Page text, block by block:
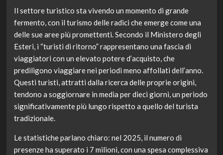
Il settore turistico sta vivendo un momento di grande
fermento, con il turismo delle radici che emerge come una
delle sue aree più promettenti. Secondo il Ministero degli
Esteri, i “turisti di ritorno” rappresentano una fascia di
viaggiatori con un elevato potere d’acquisto, che
prediligono viaggiare nei periodi meno affollati dell’anno.
Questi turisti, attratti dalla ricerca delle proprie origini,
tendono a soggiornare in media per dieci giorni, un periodo
significativamente più lungo rispetto a quello del turista
tradizionale.
Le statistiche parlano chiaro: nel 2025, il numero di
presenze ha superato i 7 milioni, con una spesa complessiva